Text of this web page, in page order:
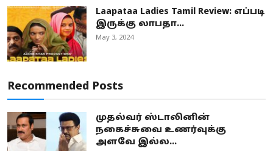
Laapataa Ladies Tamil Review: எப்படி
இருக்கு லாபதா...
May 3, 2024
Recommended Posts
முதல்வர் ஸ்டாலினின்
நகைச்சுவை உணர்வுக்கு
அளவே இல்ல...